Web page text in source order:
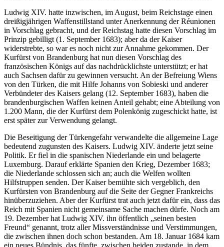
Ludwig XIV. hatte inzwischen, im August, beim Reichstage einen
dreißigjährigen Waffenstillstand unter Anerkennung der Réunionen
in Vorschlag gebracht, und der Reichstag hatte diesen Vorschlag im
Prinzip gebilligt (1. September 1683); aber da der Kaiser
widerstrebte, so war es noch nicht zur Annahme gekommen. Der
Kurfürst von Brandenburg hat nun diesen Vorschlag des
französischen Königs auf das nachdrücklichste unterstützt; er hat
auch Sachsen dafür zu gewinnen versucht. An der Befreiung Wiens
von den Türken, die mit Hilfe Johanns von Sobieski und anderer
Verbündeter des Kaisers gelang (12. September 1683), haben die
brandenburgischen Waffen keinen Anteil gehabt; eine Abteilung von
1.200 Mann, die der Kurfürst dem Polenkönig zugeschickt hatte, ist
erst später zur Verwendung gelangt.
Die Beseitigung der Türkengefahr verwandelte die allgemeine Lage
bedeutend zugunsten des Kaisers. Ludwig XIV. änderte jetzt seine
Politik. Er fiel in die spanischen Niederlande ein und belagerte
Luxemburg. Darauf erklärte Spanien den Krieg, Dezember 1683;
die Niederlande schlossen sich an; auch die Welfen wollten
Hilfstruppen senden. Der Kaiser bemühte sich vergeblich, den
Kurfürsten von Brandenburg auf die Seite der Gegner Frankreichs
hinüberzuziehen. Aber der Kurfürst trat auch jetzt dafür ein, dass das
Reich mit Spanien nicht gemeinsame Sache machen dürfe. Noch am
19. Dezember hat Ludwig XIV. ihn öffentlich „seinen besten
Freund“ genannt, trotz aller Missverständnisse und Verstimmungen,
die zwischen ihnen doch schon bestanden. Am 18. Januar 1684 kam
ein neues Bündnis, das fünfte, zwischen beiden zustande, in dem